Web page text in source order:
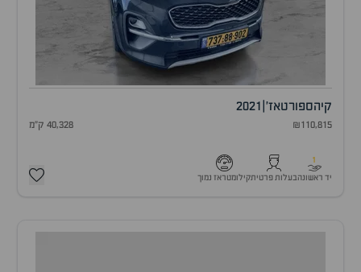
קיהספורטאז' 2021
₪110,815 40,328 ק"מ
1
יד ראשונהבעלות פרטיתקילומטראז נמוך